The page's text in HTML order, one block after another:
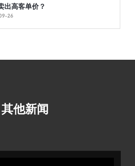
出高客单价？
26
其他新闻